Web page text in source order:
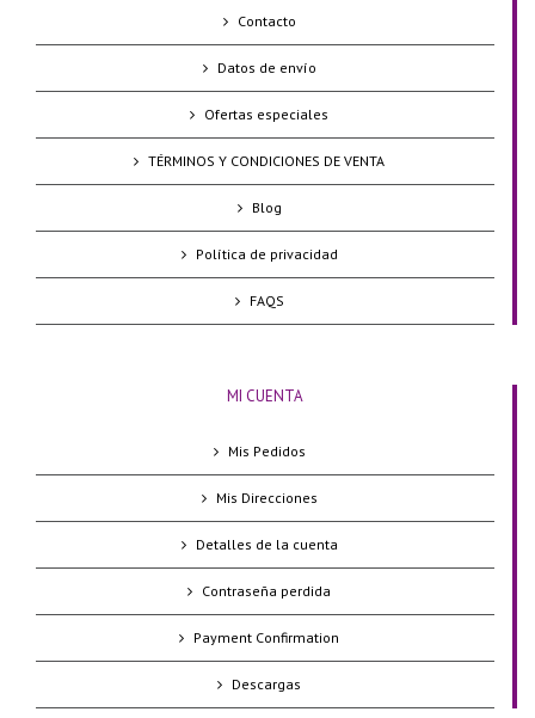
Contacto
Datos de envío
Ofertas especiales
TÉRMINOS Y CONDICIONES DE VENTA
Blog
Política de privacidad
FAQS
MI CUENTA
Mis Pedidos
Mis Direcciones
Detalles de la cuenta
Contraseña perdida
Payment Confirmation
Descargas